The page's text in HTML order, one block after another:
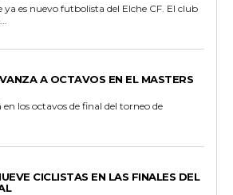
es nuevo futbolista del Elche CF. El club
A OCTAVOS EN EL MASTERS
los octavos de final del torneo de
CICLISTAS EN LAS FINALES DEL